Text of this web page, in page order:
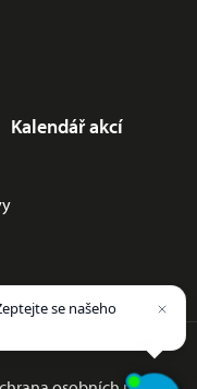
Kalendář akcí
se našeho